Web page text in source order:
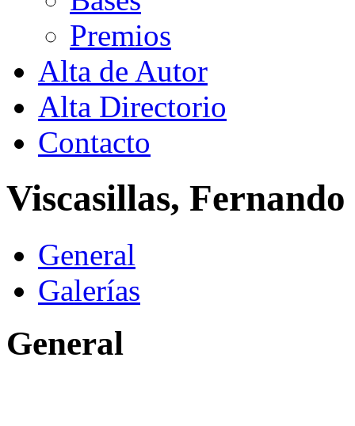
Premios
Alta de Autor
Alta Directorio
Contacto
Viscasillas, Fernando
General
Galerías
General